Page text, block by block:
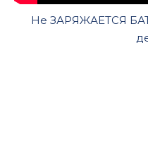
Не ЗАРЯЖАЕТСЯ